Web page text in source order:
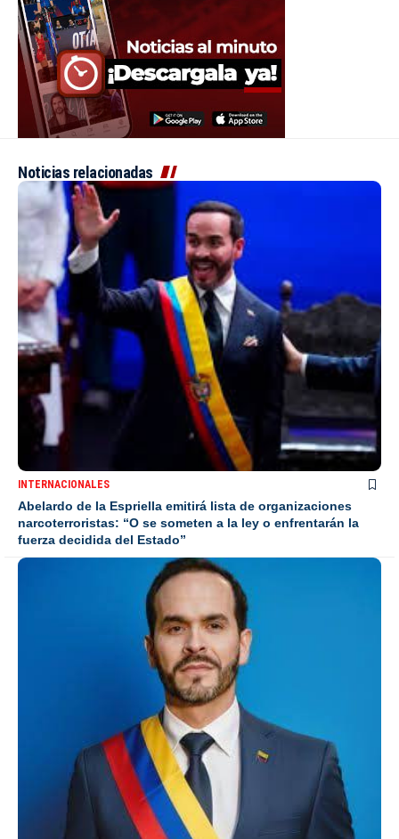
Noticias relacionadas
INTERNACIONALES
Abelardo de la Espriella emitirá lista de organizaciones
narcoterroristas: “O se someten a la ley o enfrentarán la
fuerza decidida del Estado”